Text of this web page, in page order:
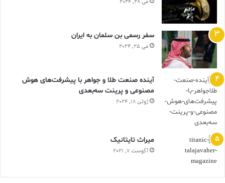
می 28, 2024
سفر رسمی بن سلمان به ایران
می 25, 2024
آینده صنعت طلا و جواهر با پیشرفت‌های هوش
مصنوعی و پرینت سه‌بعدی
ژوئن 18, 2024
ميراث تايتانيک
آگوست 7, 2021